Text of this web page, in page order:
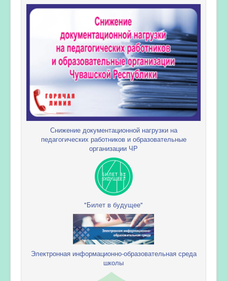
Снижение документационной нагрузки на
педагогических работников и образовательные
организации ЧР
"Билет в будущее"
Электронная информационно-образовательная среда
школы